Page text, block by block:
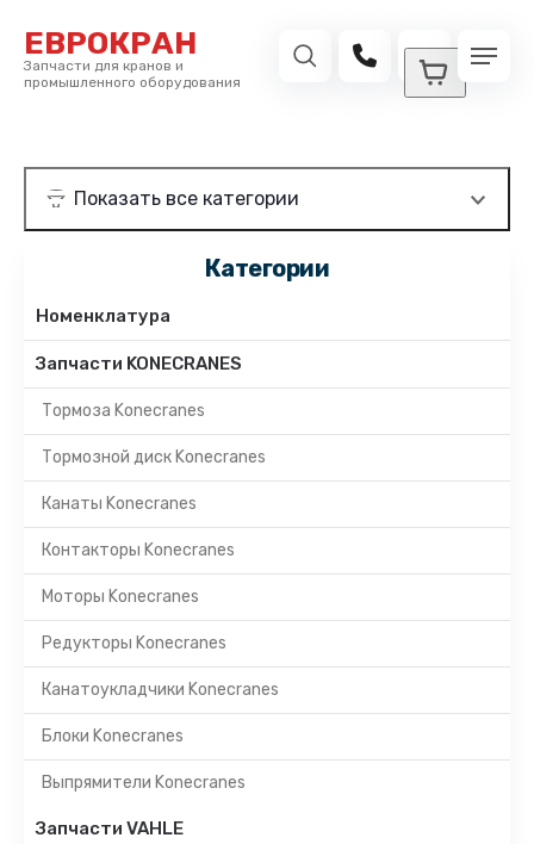
ЕВРОКРАН
Запчасти для кранов и
промышленного оборудования
Категории
Номенклатура
Запчасти KONECRANES
Тормоза Konecranes
Тормозной диск Konecranes
Канаты Konecranes
Контакторы Konecranes
Моторы Konecranes
Редукторы Konecranes
Канатоукладчики Konecranes
Блоки Konecranes
Выпрямители Konecranes
Запчасти VAHLE